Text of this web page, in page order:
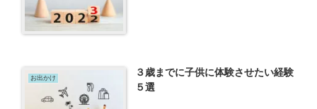
お出かけ
３歳までに子供に体験させたい経験
５選